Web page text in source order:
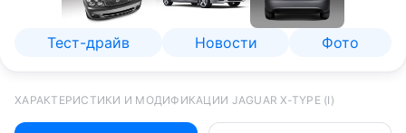
Тест-драйв Новости Фото
ХАРАКТЕРИСТИКИ И МОДИФИКАЦИИ JAGUAR X-TYPE (I)